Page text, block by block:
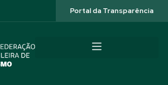
Portal da Transparência